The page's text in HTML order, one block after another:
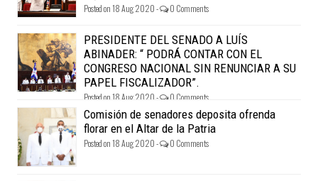
Posted on 18 Aug 2020 - 0 Comments
PRESIDENTE DEL SENADO A LUÍS
ABINADER: “ PODRÁ CONTAR CON EL
CONGRESO NACIONAL SIN RENUNCIAR A SU
PAPEL FISCALIZADOR”.
Posted on 18 Aug 2020 - 0 Comments
Comisión de senadores deposita ofrenda
florar en el Altar de la Patria
Posted on 18 Aug 2020 - 0 Comments